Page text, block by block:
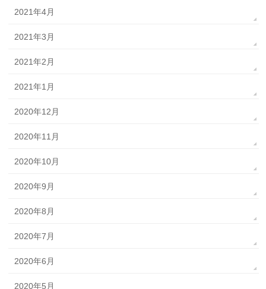
2021年4月
2021年3月
2021年2月
2021年1月
2020年12月
2020年11月
2020年10月
2020年9月
2020年8月
2020年7月
2020年6月
2020年5月